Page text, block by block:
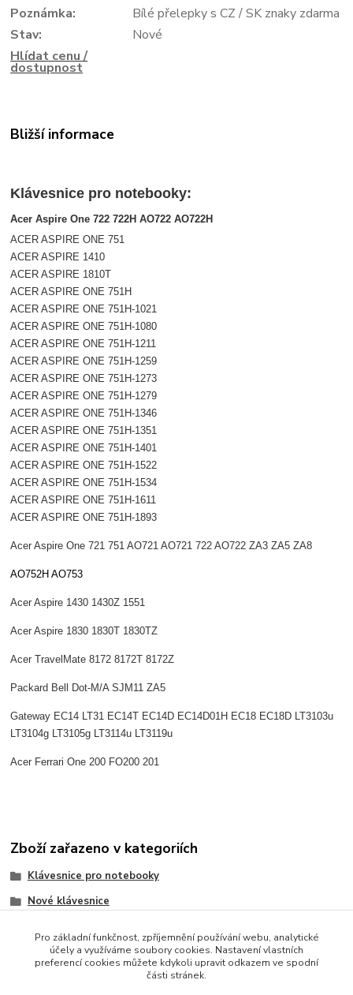
Poznámka:
Bílé přelepky s CZ / SK znaky zdarma
Stav:
Nové
Hlídat cenu /
dostupnost
Bližší informace
Klávesnice pro notebooky:
Acer Aspire One 722 722H AO722 AO722H
ACER ASPIRE ONE 751
ACER ASPIRE 1410
ACER ASPIRE 1810T
ACER ASPIRE ONE 751H
ACER ASPIRE ONE 751H-1021
ACER ASPIRE ONE 751H-1080
ACER ASPIRE ONE 751H-1211
ACER ASPIRE ONE 751H-1259
ACER ASPIRE ONE 751H-1273
ACER ASPIRE ONE 751H-1279
ACER ASPIRE ONE 751H-1346
ACER ASPIRE ONE 751H-1351
ACER ASPIRE ONE 751H-1401
ACER ASPIRE ONE 751H-1522
ACER ASPIRE ONE 751H-1534
ACER ASPIRE ONE 751H-1611
ACER ASPIRE ONE 751H-1893
Acer Aspire One 721 751 AO721 AO721 722 AO722 ZA3 ZA5 ZA8
AO752H AO753
Acer Aspire 1430 1430Z 1551
Acer Aspire 1830 1830T 1830TZ
Acer TravelMate 8172 8172T 8172Z
Packard Bell Dot-M/A SJM11 ZA5
Gateway EC14 LT31 EC14T EC14D EC14D01H EC18 EC18D LT3103u
LT3104g LT3105g LT3114u LT3119u
Acer Ferrari One 200 FO200 201
Zboží zařazeno v kategoriích
Klávesnice pro notebooky
Nové klávesnice
Pro základní funkčnost, zpříjemnění používání webu, analytické
účely a využíváme soubory cookies. Nastavení vlastních
preferencí cookies můžete kdykoli upravit odkazem ve spodní
části stránek.